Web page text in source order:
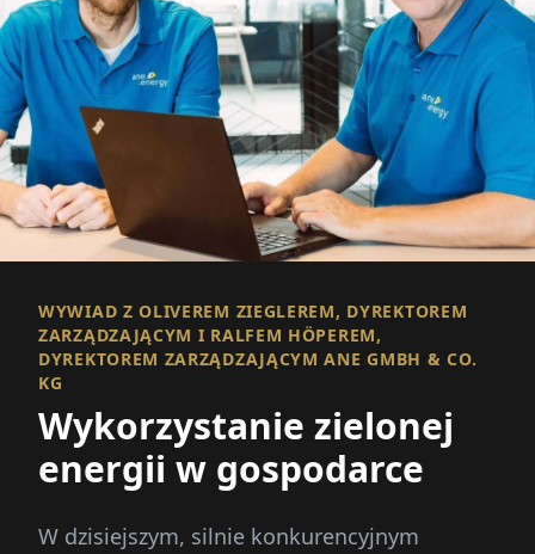
WYWIAD Z OLIVEREM ZIEGLEREM, DYREKTOREM
ZARZĄDZAJĄCYM I RALFEM HÖPEREM,
DYREKTOREM ZARZĄDZAJĄCYM ANE GMBH & CO.
KG
Wykorzystanie zielonej
energii w gospodarce
W dzisiejszym, silnie konkurencyjnym